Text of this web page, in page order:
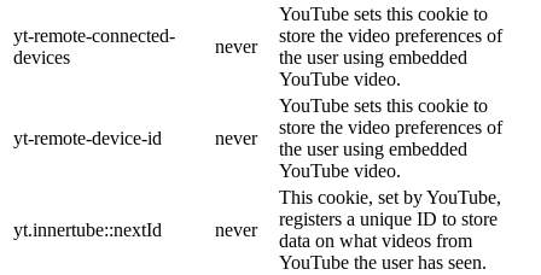
yt-remote-connected-
devices
never
YouTube sets this cookie to
store the video preferences of
the user using embedded
YouTube video.
yt-remote-device-id never
YouTube sets this cookie to
store the video preferences of
the user using embedded
YouTube video.
yt.innertube::nextId never
This cookie, set by YouTube,
registers a unique ID to store
data on what videos from
YouTube the user has seen.